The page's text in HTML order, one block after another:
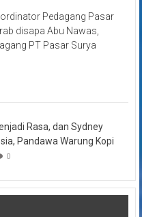
Pedagang Pasar
disapa Abu Nawas,
PT Pasar Surya
Rasa, dan Sydney
Pandawa Warung Kopi
0